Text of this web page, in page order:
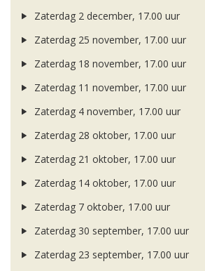
Zaterdag 2 december, 17.00 uur
Zaterdag 25 november, 17.00 uur
Zaterdag 18 november, 17.00 uur
Zaterdag 11 november, 17.00 uur
Zaterdag 4 november, 17.00 uur
Zaterdag 28 oktober, 17.00 uur
Zaterdag 21 oktober, 17.00 uur
Zaterdag 14 oktober, 17.00 uur
Zaterdag 7 oktober, 17.00 uur
Zaterdag 30 september, 17.00 uur
Zaterdag 23 september, 17.00 uur